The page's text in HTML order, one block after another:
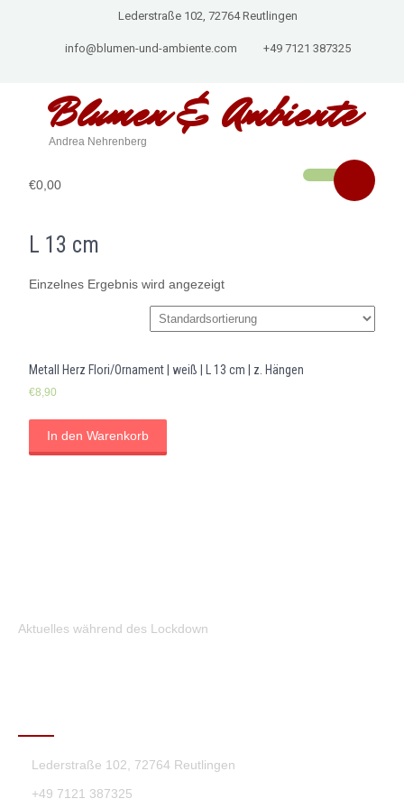
Lederstraße 102, 72764 Reutlingen
info@blumen-und-ambiente.com +49 7121 387325
Blumen & Ambiente
Andrea Nehrenberg
€0,00
L 13 cm
Einzelnes Ergebnis wird angezeigt
Metall Herz Flori/Ornament | weiß | L 13 cm | z. Hängen
€8,90
In den Warenkorb
Aktuelles während des Lockdown
Lederstraße 102, 72764 Reutlingen
+49 7121 387325